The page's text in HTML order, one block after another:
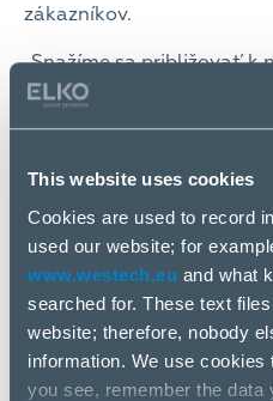
This website uses cookies
Cookies are used to record
used our website; for
www.westech.eu and what
searched for. These text
website; therefore, nobody
information. We use
you see, remember the data
zákazníkov.
„Snažíme sa približovať k
online priestore, práve
boli naše kamenné
spoločnosti WESTech
WESTech pobočka v
momentálne bude slúžiť
vaše objednávky, ktoré
logistike budú
bratislavského skladu
pobočku v Žiline.